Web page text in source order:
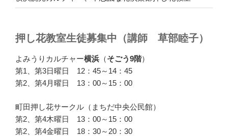
押し花教室生徒募集中（講師 草部睦子）
よみうりカルチャー横浜 （そごう9階）
第1、第3日曜日 12：45～14：45
第2、第4月曜日 13：00～15：00
町田押し花サークル（まちだ中央公民館）
第2、第4木曜日 13：00～15：00
第2、第4金曜日 18：30～20：30